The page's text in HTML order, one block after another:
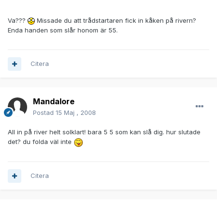
Va???
Missade du att trådstartaren fick in kåken på rivern?
Enda handen som slår honom är 55.
Citera
Mandalore
Postad 15 Maj , 2008
All in på river helt solklart! bara 5 5 som kan slå dig. hur slutade
det? du folda väl inte
Citera